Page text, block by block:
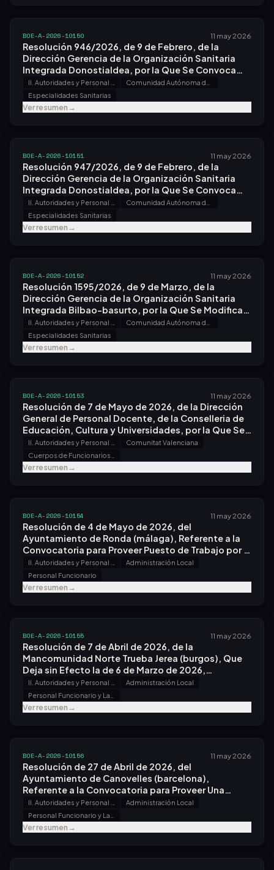
BOE-A-2026-10150 11 may 2026
Resolución 946/2026, de 9 de Febrero, de la
Dirección Gerencia de la Organización Sanitaria
Integrada Donostialdea, por la Que Se Convoca
Concurso para la Provisión de Puesto de Trabajo de
Jefe/a de Sección Sanitaria de Pediatría
Hospitalaria (área Docencia).
Especialidades Sanitarias
Ver resumen→
BOE-A-2026-10151 11 may 2026
Resolución 947/2026, de 9 de Febrero, de la
Dirección Gerencia de la Organización Sanitaria
Integrada Donostialdea, por la Que Se Convoca
Concurso para la Provisión de Puesto de Trabajo de
Jefe/a de Sección Sanitaria de Neurología.
Especialidades Sanitarias
Ver resumen→
BOE-A-2026-10152 11 may 2026
Resolución 1595/2026, de 9 de Marzo, de la
Dirección Gerencia de la Organización Sanitaria
Integrada Bilbao-basurto, por la Que Se Modifican
los Requisitos del Concurso para la Provisión de
Puesto de Trabajo de Jefe/a de Servicio Sanitario
de Laboratorio de Análisis Clínicos, Convocado por
Resolución 2135/2025, de 14 de Agosto.
Especialidades Sanitarias
Ver resumen→
BOE-A-2026-10153 11 may 2026
Resolución de 7 de Mayo de 2026, de la Dirección
General de Personal Docente, de la Conselleria de
Educación, Cultura y Universidades, por la Que Se
Publica la Convocatoria del Procedimiento
Selectivo Extraordinario de Estabilización, por
Concurso de Méritos, para el Ingreso Al Cuerpo de
Catedráticos de Música y Artes Escénicas,
Comunitat Valenciana
Ver resumen→
BOE-A-2026-10154 11 may 2026
Resolución de 4 de Mayo de 2026, del
Ayuntamiento de Ronda (málaga), Referente a la
Convocatoria para Proveer Puesto de Trabajo por el
Sistema de Concurso.
Administración Local
Personal Funcionario
Ver resumen→
BOE-A-2026-10155 11 may 2026
Resolución de 7 de Abril de 2026, de la
Mancomunidad Norte Trueba Jerea (burgos), Que
Deja sin Efecto la de 6 de Marzo de 2026,
Referente a la Convocatoria para Proveer Una
Plaza.
Administración Local
Ver resumen→
BOE-A-2026-10156 11 may 2026
Resolución de 27 de Abril de 2026, del
Ayuntamiento de Canovelles (barcelona),
Referente a la Convocatoria para Proveer Una
Plaza.
Administración Local
Ver resumen→